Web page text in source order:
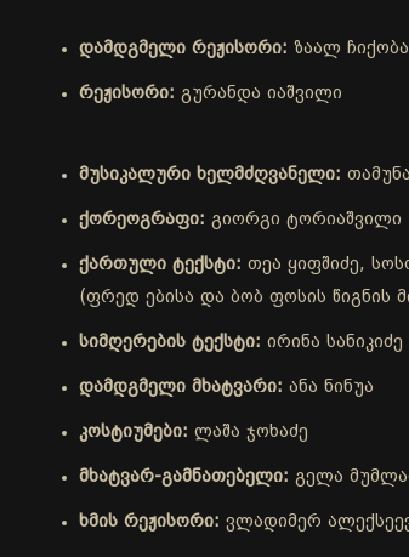
დამდგმელი რეჟისორი: ზაალ
რეჟისორი: გურანდა იაშვილი
მუსიკალური ხელმძღვანელი:
ქორეოგრაფი: გიორგი ტორიაშვილი
ქართული ტექსტი: თეა ყიფშიძე,
(ფრედ ებისა და ბობ ფოსის წიგნის
სიმღერების ტექსტი: ირინა სანიკიძე
დამდგმელი მხატვარი: ანა ნინუა
კოსტიუმები: ლაშა ჯოხაძე
მხატვარ-გამნათებელი: გელა
ხმის რეჟისორი: ვლადიმერ